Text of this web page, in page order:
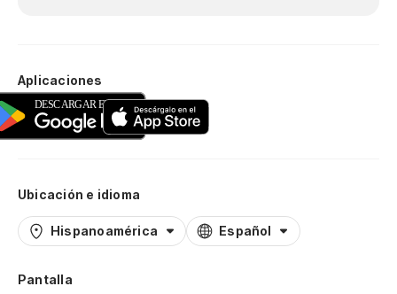
Aplicaciones
Ubicación e idioma
Hispanoamérica Español
Pantalla